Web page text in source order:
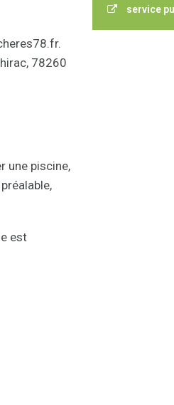
78260
une piscine,
est
service